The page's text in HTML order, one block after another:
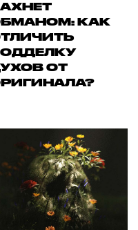
КАК
ОТ